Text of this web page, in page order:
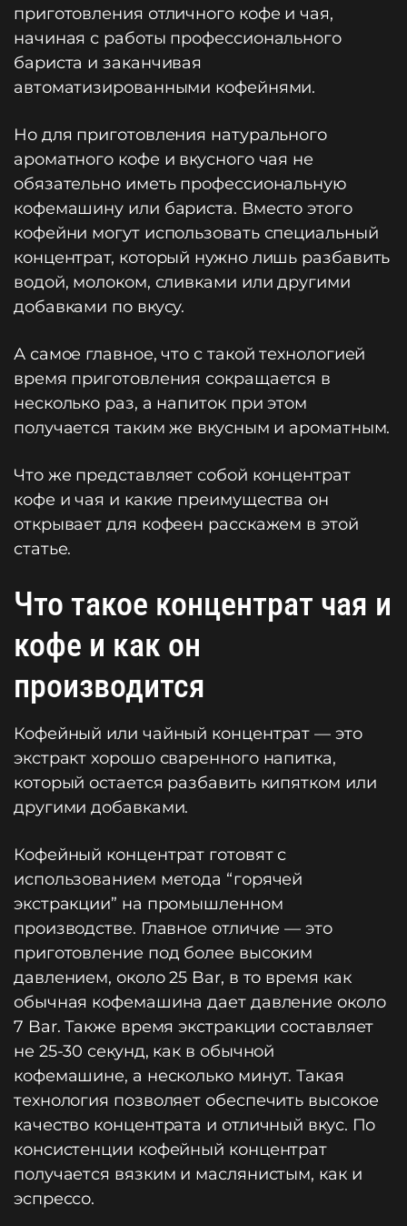
приготовления отличного кофе и чая,
начиная с работы профессионального
бариста и заканчивая
автоматизированными кофейнями.
Но для приготовления натурального
ароматного кофе и вкусного чая не
обязательно иметь профессиональную
кофемашину или бариста. Вместо этого
кофейни могут использовать специальный
концентрат, который нужно лишь разбавить
водой, молоком, сливками или другими
добавками по вкусу.
А самое главное, что с такой технологией
время приготовления сокращается в
несколько раз, а напиток при этом
получается таким же вкусным и ароматным.
Что же представляет собой концентрат
кофе и чая и какие преимущества он
открывает для кофеен расскажем в этой
статье.
Что такое концентрат чая и
кофе и как он
производится
Кофейный или чайный концентрат — это
экстракт хорошо сваренного напитка,
который остается разбавить кипятком или
другими добавками.
Кофейный концентрат готовят с
использованием метода “горячей
экстракции” на промышленном
производстве. Главное отличие — это
приготовление под более высоким
давлением, около 25 Bar, в то время как
обычная кофемашина дает давление около
7 Bar. Также время экстракции составляет
не 25-30 секунд, как в обычной
кофемашине, а несколько минут. Такая
технология позволяет обеспечить высокое
качество концентрата и отличный вкус. По
консистенции кофейный концентрат
получается вязким и маслянистым, как и
эспрессо.